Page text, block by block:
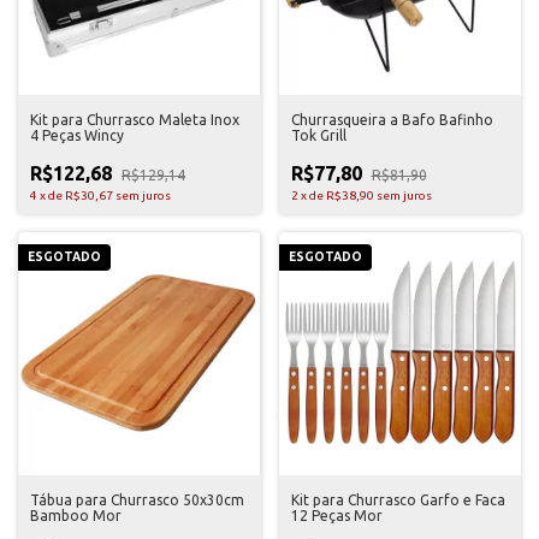
Kit para Churrasco Maleta Inox
4 Peças Wincy
R$122,68 R$129,14
4 xde R$30,67 sem juros
Churrasqueira a Bafo Bafinho
Tok Grill
R$77,80 R$81,90
2 xde R$38,90 sem juros
ESGOTADO
Tábua para Churrasco 50x30cm
Bamboo Mor
ESGOTADO
Kit para Churrasco Garfo e Faca
12 Peças Mor